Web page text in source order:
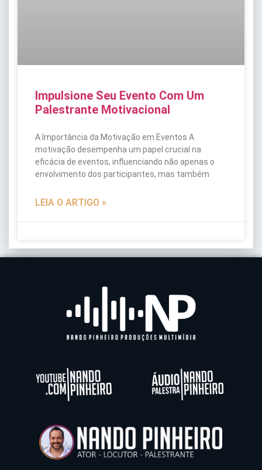
Impulsione Seu Evento Com Um
Palestrante Motivacional
A Importância da Motivação em Eventos A
motivação desempenha um papel crucial na
eficácia de eventos, influenciando não apenas o
envolvimento dos participantes, mas também
LEIA O ARTIGO »